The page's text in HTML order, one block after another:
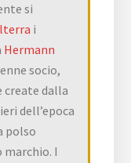
si
i
Hermann
socio,
create dalla
dell’epoca
polso
I